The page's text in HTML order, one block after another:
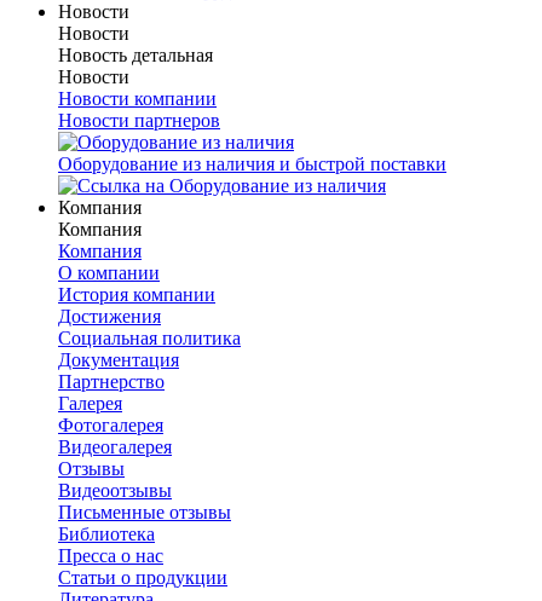
Новости
Новости
Новость детальная
Новости
Новости компании
Новости партнеров
Оборудование из наличия и быстрой поставки
Компания
Компания
Компания
О компании
История компании
Достижения
Социальная политика
Документация
Партнерство
Галерея
Фотогалерея
Видеогалерея
Отзывы
Видеоотзывы
Письменные отзывы
Библиотека
Пресса о нас
Статьи о продукции